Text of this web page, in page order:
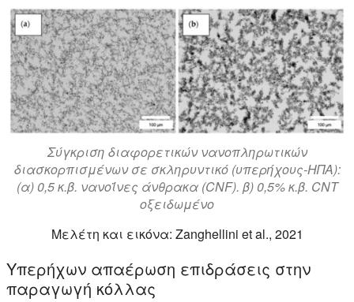
Σύγκριση διαφορετικών νανοπληρωτικών
διασκορπισμένων σε σκληρυντικό (υπερήχους-ΗΠΑ):
(α) 0,5 κ.β. νανοΐνες άνθρακα (CNF). β) 0,5% κ.β. CNT
οξειδωμένο
Μελέτη και εικόνα: Zanghellini et al., 2021
Υπερήχων απαέρωση επιδράσεις στην
παραγωγή κόλλας